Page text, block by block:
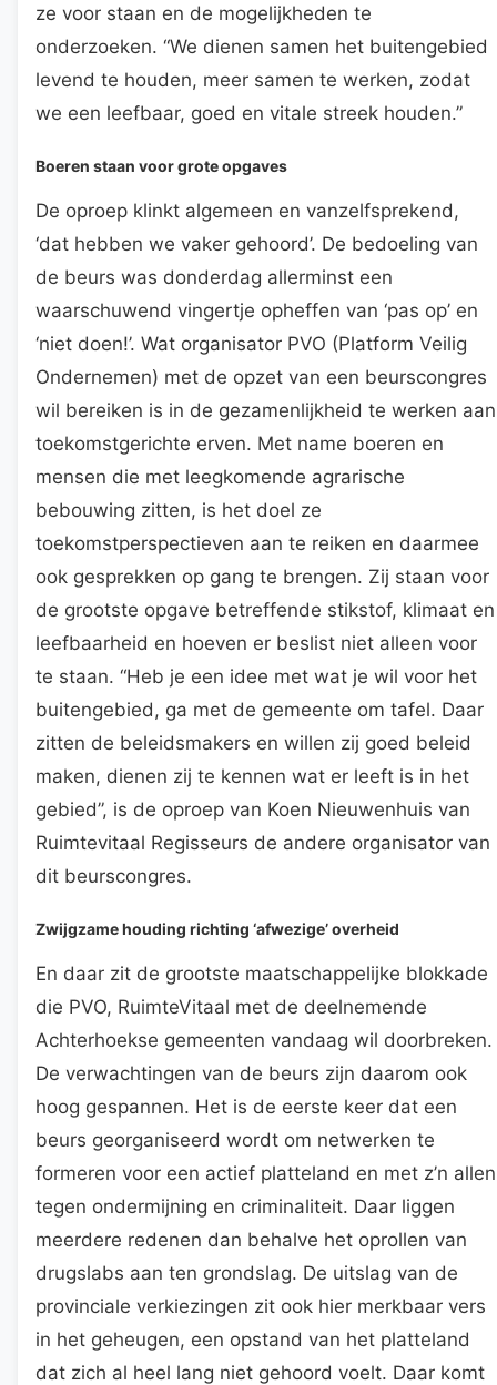
ze voor staan en de mogelijkheden te
onderzoeken. “We dienen samen het buitengebied
levend te houden, meer samen te werken, zodat
we een leefbaar, goed en vitale streek houden.”
Boeren staan voor grote opgaves
De oproep klinkt algemeen en vanzelfsprekend,
‘dat hebben we vaker gehoord’. De bedoeling van
de beurs was donderdag allerminst een
waarschuwend vingertje opheffen van ‘pas op’ en
‘niet doen!’. Wat organisator PVO (Platform Veilig
Ondernemen) met de opzet van een beurscongres
wil bereiken is in de gezamenlijkheid te werken aan
toekomstgerichte erven. Met name boeren en
mensen die met leegkomende agrarische
bebouwing zitten, is het doel ze
toekomstperspectieven aan te reiken en daarmee
ook gesprekken op gang te brengen. Zij staan voor
de grootste opgave betreffende stikstof, klimaat en
leefbaarheid en hoeven er beslist niet alleen voor
te staan. “Heb je een idee met wat je wil voor het
buitengebied, ga met de gemeente om tafel. Daar
zitten de beleidsmakers en willen zij goed beleid
maken, dienen zij te kennen wat er leeft is in het
gebied”, is de oproep van Koen Nieuwenhuis van
Ruimtevitaal Regisseurs de andere organisator van
dit beurscongres.
Zwijgzame houding richting ‘afwezige’ overheid
En daar zit de grootste maatschappelijke blokkade
die PVO, RuimteVitaal met de deelnemende
Achterhoekse gemeenten vandaag wil doorbreken.
De verwachtingen van de beurs zijn daarom ook
hoog gespannen. Het is de eerste keer dat een
beurs georganiseerd wordt om netwerken te
formeren voor een actief platteland en met z’n allen
tegen ondermijning en criminaliteit. Daar liggen
meerdere redenen dan behalve het oprollen van
drugslabs aan ten grondslag. De uitslag van de
provinciale verkiezingen zit ook hier merkbaar vers
in het geheugen, een opstand van het platteland
dat zich al heel lang niet gehoord voelt. Daar komt